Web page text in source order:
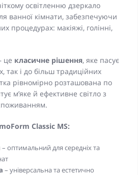
освітленню дзеркало
ванної кімнати, забезпечуючи
процедурах: макіяжі, голінні,
це класичне рішення, яке пасує
так і до більш традиційних
рівномірно розташована по
м’яке й ефективне світло з
Classic MS:
– оптимальний для середніх та
– універсальна та естетично